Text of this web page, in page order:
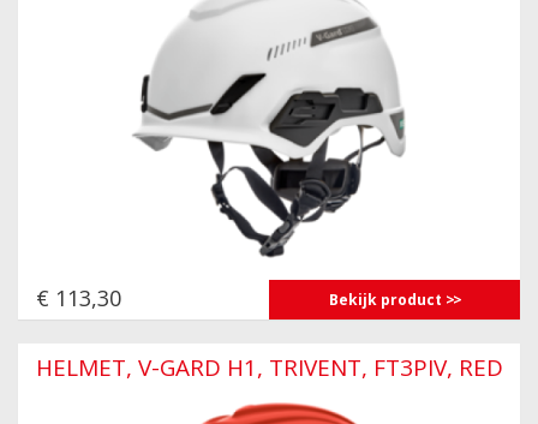
€ 113,30 Bekijk product
HELMET, V-GARD H1, TRIVENT, FT3PIV, RED